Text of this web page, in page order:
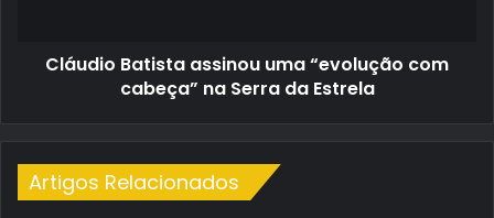
Cláudio Batista assinou uma “evolução com
cabeça” na Serra da Estrela
Artigos Relacionados